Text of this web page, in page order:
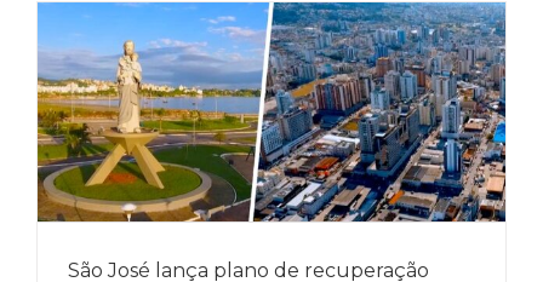
São José lança plano de recuperação